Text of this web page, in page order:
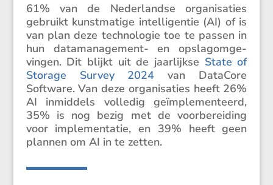
61% van de Neder­landse organi­sa­ties
gebruikt kunst­ma­tige intel­li­gentie (AI) of is
van plan deze techno­logie toe te passen in
hun datama­na­ge­ment- en opslagom­ge­
vingen. Dit blijkt uit de jaarlijkse State of
Storage Survey 2024 van DataCore
Software. Van deze organi­sa­ties heeft 26%
AI inmid­dels volledig geïmple­men­teerd,
35% is nog bezig met de voorbe­rei­ding
voor imple­men­tatie, en 39% heeft geen
plannen om AI in te zetten.